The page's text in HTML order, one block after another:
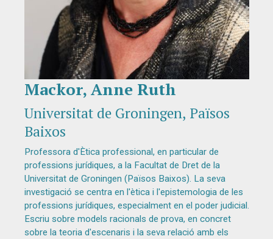
Diapositiva 1 de 1
Mackor, Anne Ruth
Universitat de Groningen, Països
Baixos
Professora d'Ètica professional, en particular de
professions jurídiques, a la Facultat de Dret de la
Universitat de Groningen (Països Baixos). La seva
investigació se centra en l'ètica i l'epistemologia de les
professions jurídiques, especialment en el poder judicial.
Escriu sobre models racionals de prova, en concret
sobre la teoria d'escenaris i la seva relació amb els